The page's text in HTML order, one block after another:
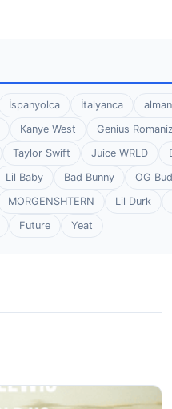
İspanyolca İtalyanca
Kanye West
Genius
Taylor Swift Juice WRLD
Lil Baby Bad Bunny
OG
MORGENSHTERN
Lil Durk
Future Yeat